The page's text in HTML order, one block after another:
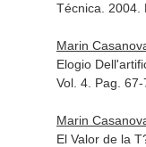
Técnica .
Marin
Elogio
Vol. 4. Pag. 67-
Marin
El Valor de la